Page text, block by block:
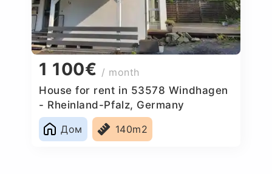
1 100€ / month
House for rent in 53578 Windhagen
- Rheinland-Pfalz, Germany
Дом
140m2